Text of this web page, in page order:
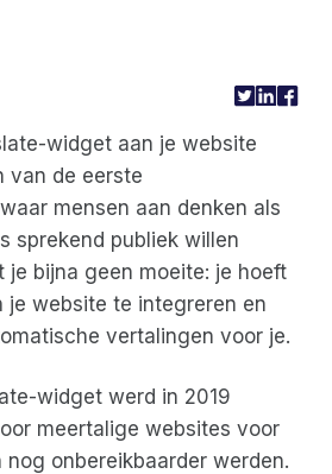
widget aan je website
van de eerste
mensen aan denken als
sprekend publiek willen
je bijna geen moeite: je hoeft
je website te integreren en
vertalingen voor je.
widget werd in 2019
meertalige websites voor
nog onbereikbaarder werden.